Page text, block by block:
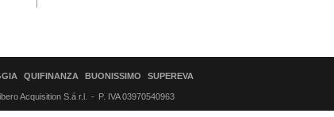
QUIFINANZA BUONISSIMO SUPEREVA
Acquisition S.á r.l. P. IVA 03970540963